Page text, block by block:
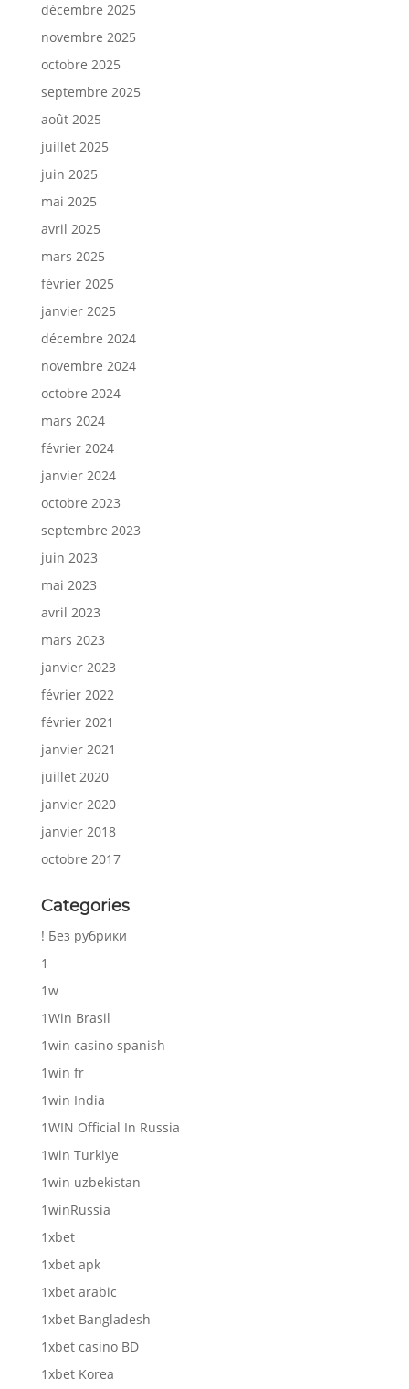
décembre 2025
novembre 2025
octobre 2025
septembre 2025
août 2025
juillet 2025
juin 2025
mai 2025
avril 2025
mars 2025
février 2025
janvier 2025
décembre 2024
novembre 2024
octobre 2024
mars 2024
février 2024
janvier 2024
octobre 2023
septembre 2023
juin 2023
mai 2023
avril 2023
mars 2023
janvier 2023
février 2022
février 2021
janvier 2021
juillet 2020
janvier 2020
janvier 2018
octobre 2017
Categories
! Без рубрики
1
1w
1Win Brasil
1win casino spanish
1win fr
1win India
1WIN Official In Russia
1win Turkiye
1win uzbekistan
1winRussia
1xbet
1xbet apk
1xbet arabic
1xbet Bangladesh
1xbet casino BD
1xbet Korea